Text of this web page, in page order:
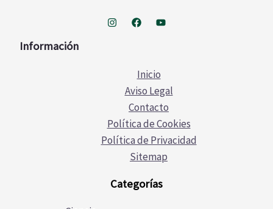
Información
Inicio
Aviso Legal
Contacto
Política de Cookies
Política de Privacidad
Sitemap
Categorías